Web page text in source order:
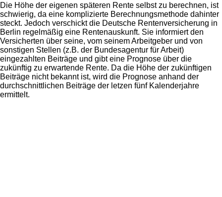
Die Höhe der eigenen späteren Rente selbst zu berechnen, ist
schwierig, da eine komplizierte Berechnungsmethode dahinter
steckt. Jedoch verschickt die Deutsche Rentenversicherung in
Berlin regelmäßig eine Rentenauskunft. Sie informiert den
Versicherten über seine, vom seinem Arbeitgeber und von
sonstigen Stellen (z.B. der Bundesagentur für Arbeit)
eingezahlten Beiträge und gibt eine Prognose über die
zukünftig zu erwartende Rente. Da die Höhe der zukünftigen
Beiträge nicht bekannt ist, wird die Prognose anhand der
durchschnittlichen Beiträge der letzen fünf Kalenderjahre
ermittelt.